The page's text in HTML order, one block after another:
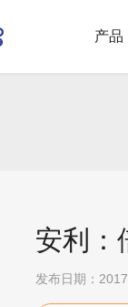
产品
安利：
发布日期：